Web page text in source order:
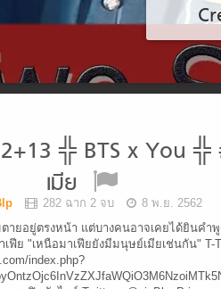
╬ BTS x You ╬
เมีย
282 ฉาก 2 จบ
8 พ.ย. 2562
ตายอยู่ตรงหน้า แต่บางคนอาจเคยได้ยินคำ
ฟีย "เหนือมาเฟียยังมีมนุษย์เมียเช่นกัน" T-
index.php?